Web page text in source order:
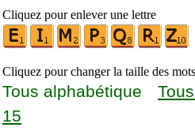
Cliquez pour enlever une lettre
Cliquez pour changer la taille des mots
Tous alphabétique
15